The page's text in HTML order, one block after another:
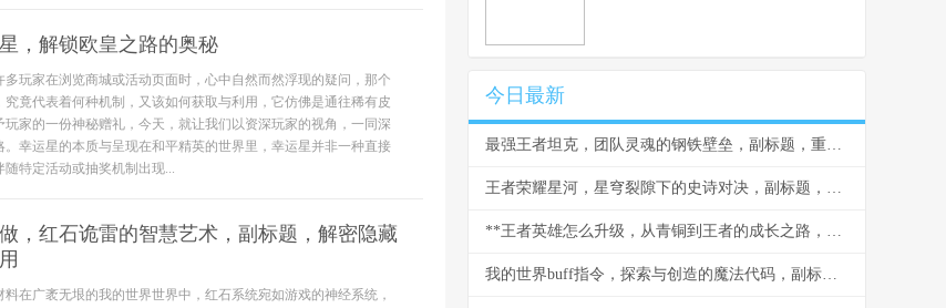
，解锁欧皇之路的奥秘
玩家在浏览商城或活动页面时，心中自然而然浮现的疑问，那个
竟代表着何种机制，又该如何获取与利用，它仿佛是通往稀有皮
家的一份神秘赠礼，今天，就让我们以资深玩家的视角，一同深
。幸运星的本质与呈现在和平精英的世界里，幸运星并非一种直接
特定活动或抽奖机制出现...
，红石诡雷的智慧艺术，副标题，解密隐藏
在广袤无垠的我的世界世界中，红石系统宛如游戏的神经系统，
今日最新
最强王者坦克，团队灵魂的钢铁壁垒，副标题，重装战士的荣耀与智慧
王者荣耀星河，星穹裂隙下的史诗对决，副标题，当群星闪耀王者峡谷
**王者英雄怎么升级，从青铜到王者的成长之路，副标题，资深玩家的深度解析与实战心得**
我的世界buff指令，探索与创造的魔法代码，副标题，资深玩家的指令进阶指南